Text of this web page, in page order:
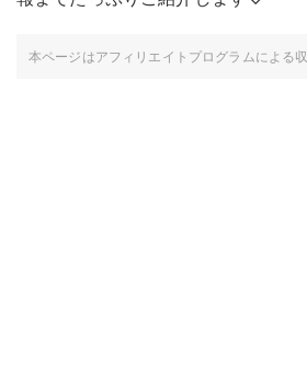
本ページはアフィリエイトプログラムによる